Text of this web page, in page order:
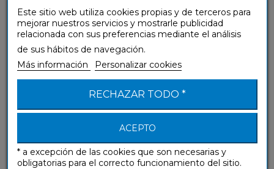
Este sitio web utiliza cookies propias y de terceros para
mejorar nuestros servicios y mostrarle publicidad
relacionada con sus preferencias mediante el análisis
de sus hábitos de navegación.
Más información
Personalizar cookies
RECHAZAR TODO *
ACEPTO
* a excepción de las cookies que son necesarias y
obligatorias para el correcto funcionamiento del sitio.